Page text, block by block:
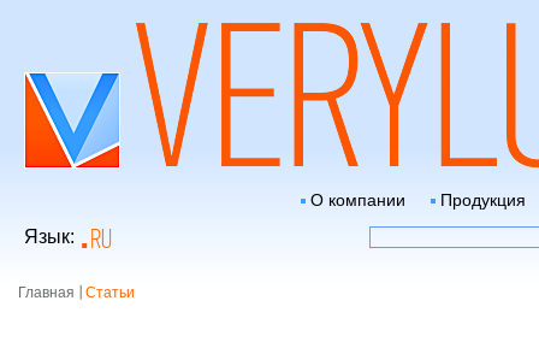
О компании Продукция
Язык: RU
Главная Статьи